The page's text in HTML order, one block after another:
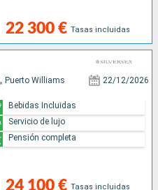
22 300 € Tasas incluidas
Puerto Williams 22/12/2026
24 100 € Tasas incluidas
Bebidas Incluidas
Servicio de lujo
Pensión completa